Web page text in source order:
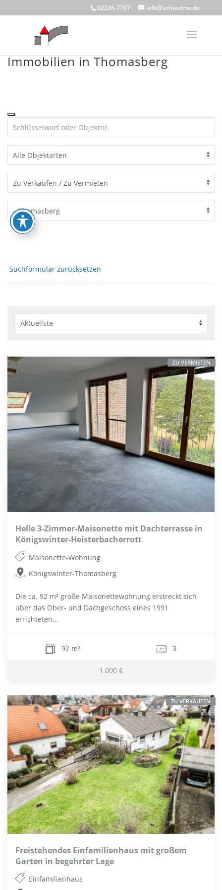
to
02336-7787 info@schwelme.de
Immobilien in Thomasberg
Suchformular zurücksetzen
Helle 3-Zimmer-Maisonette mit Dachterrasse in
Königswinter-Heisterbacherrott
Maisonette-Wohnung
Königswinter-Thomasberg
Die ca. 92 m² große Maisonettewohnung erstreckt sich
über das Ober- und Dachgeschoss eines 1991
errichteten...
92 m² 3
1.000 €
ZU VERMIETEN
Freistehendes Einfamilienhaus mit großem
Garten in begehrter Lage
Einfamilienhaus
ZU VERKAUFEN